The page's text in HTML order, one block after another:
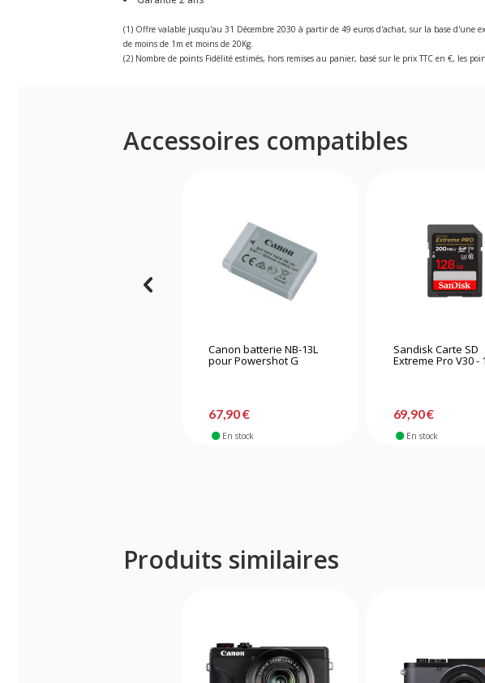
(1) Offre valable jusqu'au 31 Décembre 2030 à partir de 49 euros d'achat, sur la base
de moins de 1m et moins de 20Kg.
(2) Nombre de points Fidélité estimés, hors remises au panier, basé sur le prix TTC en €, les
Accessoires compatibles
Canon batterie NB-13L
pour Powershot G
67,90 €
En stock
Sandisk Carte SD
Extreme Pro V30 -
69,90 €
En stock
Produits similaires